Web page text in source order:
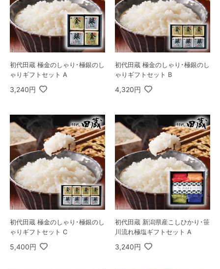
初代田蔵 極金のしゃり･極銀のし
ゃりギフトセット A
3,240円
初代田蔵 極金のしゃり･極銀のし
ゃりギフトセット B
4,320円
初代田蔵 極金のしゃり･極銀のし
ゃりギフトセット C
5,400円
初代田蔵 新潟県産こしひかり･笹
川流れ極塩ギフトセット A
3,240円